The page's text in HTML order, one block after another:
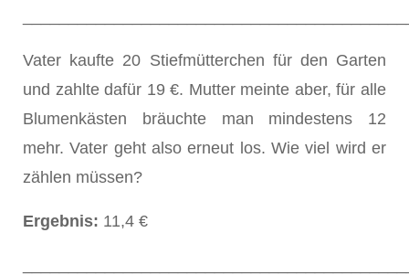
Vater kaufte 20 Stiefmütterchen für den Garten
und zahlte dafür 19 €. Mutter meinte aber, für alle
Blumenkästen bräuchte man mindestens 12
mehr. Vater geht also erneut los. Wie viel wird er
zählen müssen?
Ergebnis: 11,4 €